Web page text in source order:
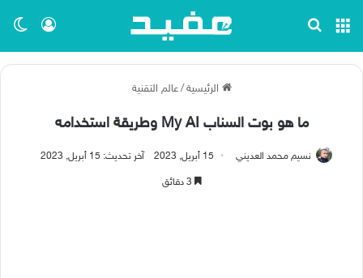
تسجيل القائمة
الرئيسية / عالم التقنية
ما هو بوت السناب My AI وطريقة استخدامه
نسيم محمد العديني 15 أبريل, 2023 آخر تحديث: 15 أبريل, 2023